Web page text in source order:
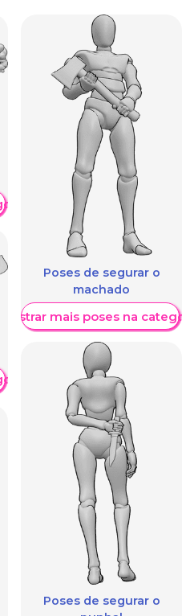
Poses de segurar o
machado
Mostrar mais poses na
Poses de segurar o